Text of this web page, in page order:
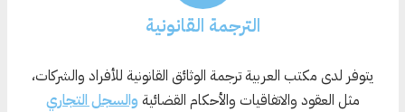
الترجمة القانونية
يتوفر لدى مكتب العربية ترجمة الوثائق القانونية للأفراد والشركات،
مثل العقود والاتفاقيات والأحكام القضائية والسجل التجاري